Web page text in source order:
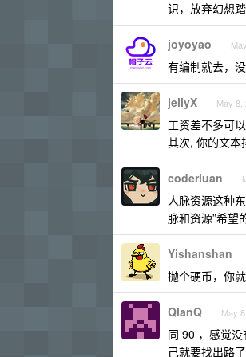
识，放弃幻想
joyoyao
有编制就去，
jellyX May 8,
工资差不多可
其次, 你的文
coderluan
人脉资源这种
脉和资源”希望
Yishanshan
抛个硬币，你
QlanQ May
同 90 ，感觉
己就要找出路